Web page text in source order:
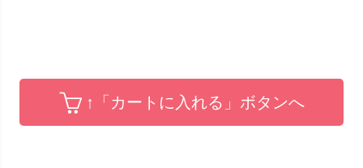
↑「カートに入れる」ボタンへ